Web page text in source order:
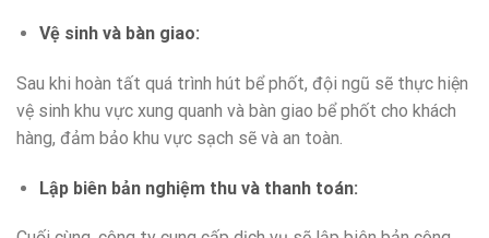
Vệ sinh và bàn giao:
Sau khi hoàn tất quá trình hút bể phốt, đội ngũ sẽ thực hiện
vệ sinh khu vực xung quanh và bàn giao bể phốt cho khách
hàng, đảm bảo khu vực sạch sẽ và an toàn.
Lập biên bản nghiệm thu và thanh toán: